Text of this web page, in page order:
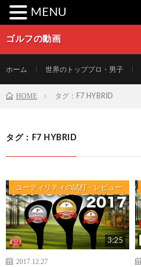
ゴルフの動画
ホーム 世界のトッププロ・男子
HOME タグ：F7 HYBRID
タグ：F7 HYBRID
ユーティリティの試打・レビュー
3:25
2017.12.27
MENU